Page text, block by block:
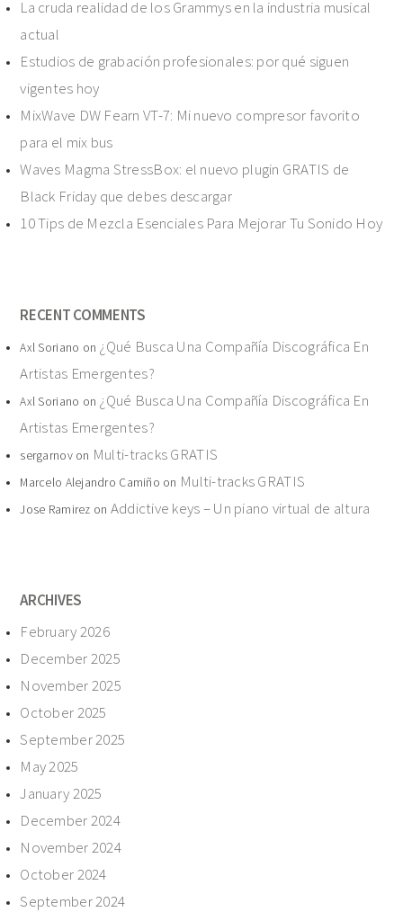
La cruda realidad de los Grammys en la industria musical
actual
Estudios de grabación profesionales: por qué siguen
vigentes hoy
MixWave DW Fearn VT-7: Mi nuevo compresor favorito
para el mix bus
Waves Magma StressBox: el nuevo plugin GRATIS de
Black Friday que debes descargar
10 Tips de Mezcla Esenciales Para Mejorar Tu Sonido Hoy
RECENT COMMENTS
Axl Soriano on ¿Qué Busca Una Compañía Discográfica En
Artistas Emergentes?
Axl Soriano on ¿Qué Busca Una Compañía Discográfica En
Artistas Emergentes?
sergarnovon Multi-tracks GRATIS
Marcelo Alejandro Camiño on Multi-tracks GRATIS
Jose Ramirez on Addictive keys – Un piano virtual de altura
ARCHIVES
February 2026
December 2025
November 2025
October 2025
September 2025
May 2025
January 2025
December 2024
November 2024
October 2024
September 2024